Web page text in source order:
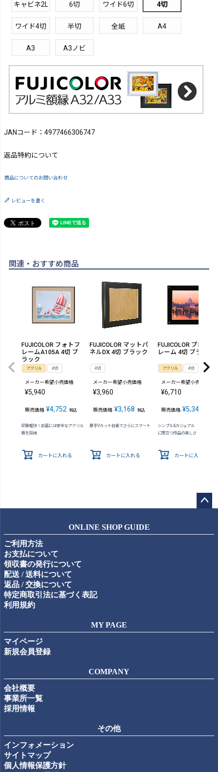
キャビネ2L 6切 ワイド6切 4切
ワイド4切 半切 全紙 A4
A3 A3ノビ
JANコード：4977466306747
返品特約について
商品についてのお問い合わせ
レビューを書く
関連・おすすめ商品
FUJICOLOR フォトフ
レームA105A 4切 ブ
ラック
アクリル 4切
メーカー希望小売価格
¥5,940
販売価格 ¥4,752 税込
印象軽快！前面には安全なアクリル
板を採用
カートに入れる
FUJICOLOR マットパ
ネルDX 4切 ブラック
4切
メーカー希望小売価格
¥3,960
販売価格 ¥3,168 税込
厚手Vカット台紙でさらにスマート
カートに入れる
FUJICOLOR プロフ
レーム 4切 ブラック
アクリル 4切
メーカー希望小売価格
¥6,710
販売価格 ¥5,346
シンプル&カジュアル あらゆる
に際立つ作品の美しさ
カートに入れる
ップ
ONLINE SHOP GUIDE
ご利用方法
お支払について
領収書の発行について
配送 / 送料について
返品 / 交換について
特定商取引法に基づく表記
利用規約
MY PAGE
マイページ
新規会員登録
COMPANY
会社概要
事業所一覧
採用情報
その他
インフォメーション
サイトマップ
個人情報保護方針